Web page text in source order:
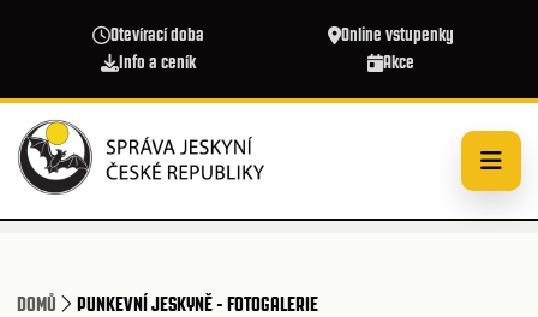
Otevírací doba
Online vstupenky
Info a ceník
Akce
DOMŮ PUNKEVNÍ JESKYNĚ - FOTOGALERIE